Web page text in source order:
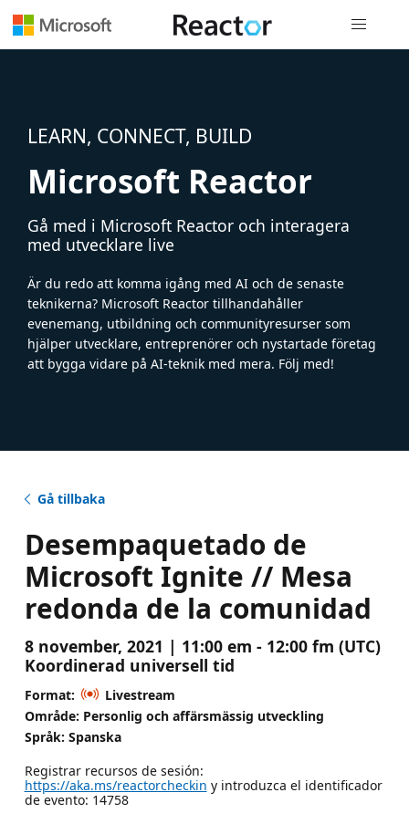
LEARN, CONNECT, BUILD
Microsoft Reactor
Gå med i Microsoft Reactor och interagera
med utvecklare live
Är du redo att komma igång med AI och de senaste
teknikerna? Microsoft Reactor tillhandahåller
evenemang, utbildning och communityresurser som
hjälper utvecklare, entreprenörer och nystartade företag
att bygga vidare på AI-teknik med mera. Följ med!
Gå tillbaka
Desempaquetado de
Microsoft Ignite // Mesa
redonda de la comunidad
8 november, 2021 | 11:00 em - 12:00 fm (UTC)
Koordinerad universell tid
Format:
Livestream
Område: Personlig och affärsmässig utveckling
Språk: Spanska
Registrar recursos de sesión:
https://aka.ms/reactorcheckin y introduzca el identificador
de evento: 14758